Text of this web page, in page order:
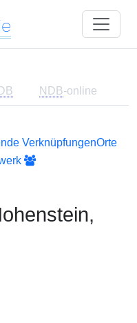
NDB-online
VerknüpfungenOrte